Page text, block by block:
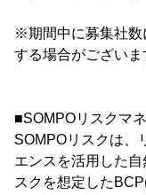
※期間中に募集社数
する場合がございま
■SOMPOリスクマ
SOMPOリスクは、
エンスを活用した
スクを想定した